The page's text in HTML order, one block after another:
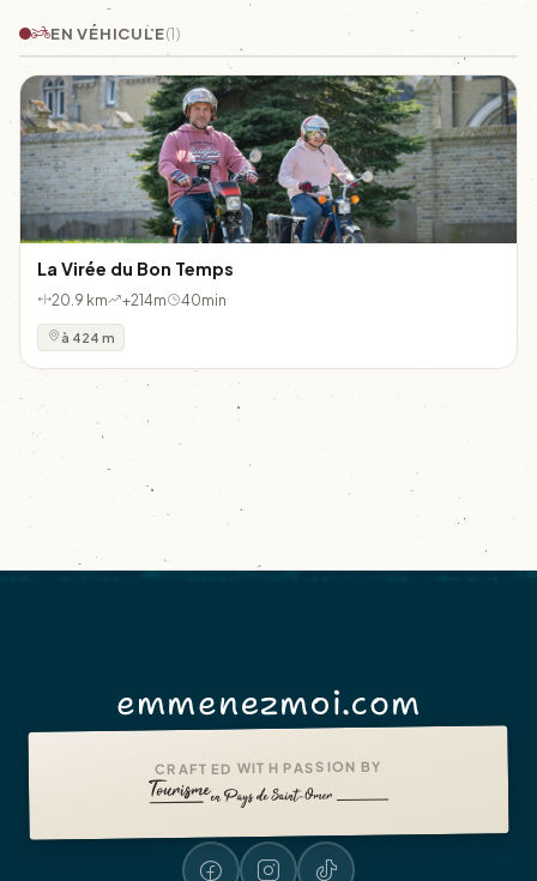
EN VÉHICULE(1)
La Virée du Bon Temps
20.9 km +214m 40min
à 424 m
emmenezmoi.com
CRAFTED WITH PASSION BY